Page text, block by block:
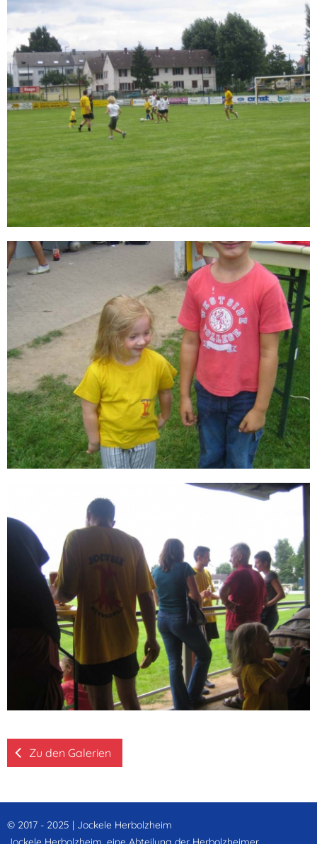
Zu den Galerien
© 2017 - 2025 | Jockele Herbolzheim